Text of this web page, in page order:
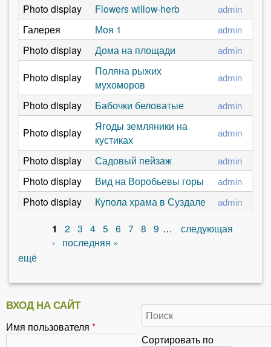
Photo display Flowers willow-herb admin
Галерея Моя 1 admin
Photo display Дома на площади admin
Photo display
Поляна рыжих
мухоморов
admin
Photo display Бабочки беловатые admin
Photo display
Ягоды земляники на
кустиках
admin
Photo display Садовый пейзаж admin
Photo display Вид на Воробьевы горы admin
Photo display Купола храма в Суздале admin
т
р
а
н
1 2 3 4 5 6 7 8 9 …
следующая
›
последняя »
ещё
ВХОД НА САЙТ
Имя пользователя *
Сортировать по